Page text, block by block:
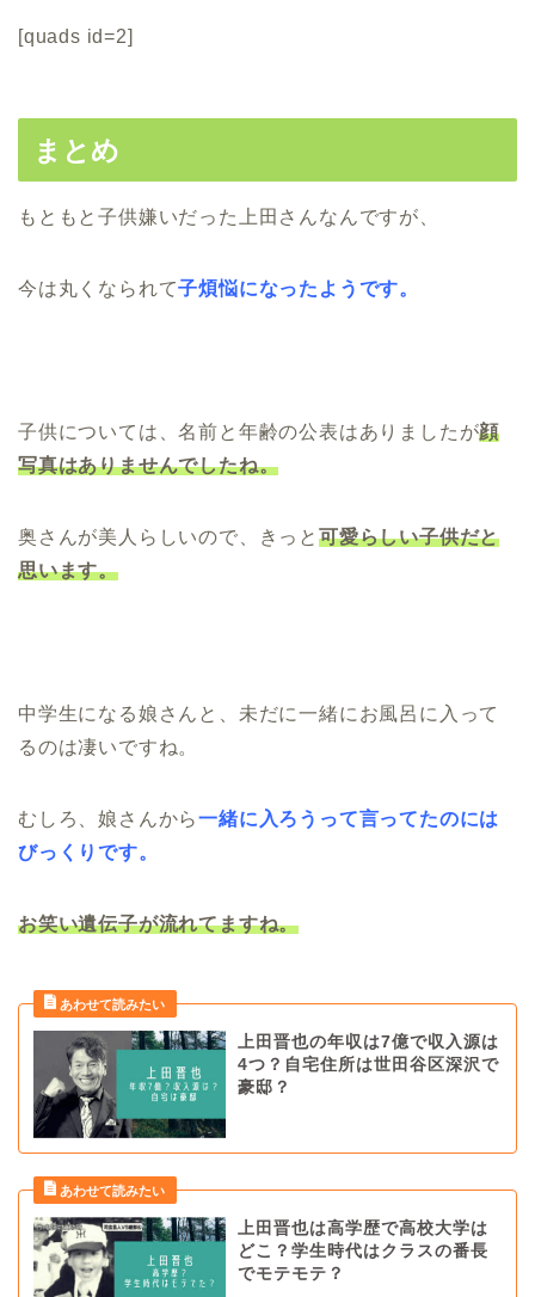
[quads id=2]
まとめ
もともと子供嫌いだった上田さんなんですが、
今は丸くなられて子煩悩になったようです。
子供については、名前と年齢の公表はありましたが顔
写真はありませんでしたね。
奥さんが美人らしいので、きっと 可愛らしい子供だと
思います。
中学生になる娘さんと、未だに一緒にお風呂に入って
るのは凄いですね。
むしろ、娘さんから一緒に入ろうって言ってたのには
びっくりです。
お笑い遺伝子が流れてますね。
上田晋也の年収は7億で収入源は
4つ？自宅住所は世田谷区深沢で
豪邸？
上田晋也は高学歴で高校大学は
どこ？学生時代はクラスの番長
でモテモテ？